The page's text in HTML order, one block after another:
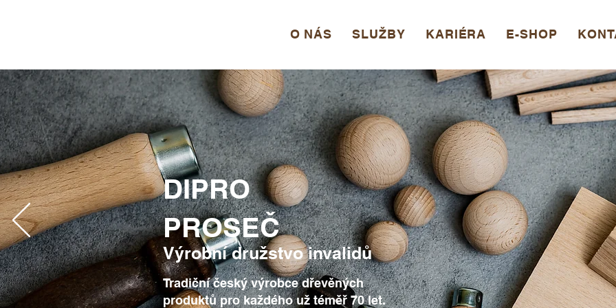
O NÁS SLUŽBY KARIÉRA E-SHOP
DIPRO
PROSEČ​
Výrobní družstvo invalidů
Tradiční český výrobce dřevěných
produktů pro každého už téměř 70 let.